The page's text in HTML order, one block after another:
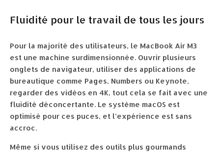
Fluidité pour le travail de tous les jours
Pour la majorité des utilisateurs, le MacBook Air M3
est une machine surdimensionnée. Ouvrir plusieurs
onglets de navigateur, utiliser des applications de
bureautique comme Pages, Numbers ou Keynote,
regarder des vidéos en 4K, tout cela se fait avec une
fluidité déconcertante. Le système macOS est
optimisé pour ces puces, et l’expérience est sans
accroc.
Même si vous utilisez des outils plus gourmands